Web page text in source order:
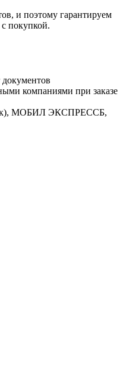
и поэтому гарантируем
покупкой.
компаниями при заказе
МОБИЛ ЭКСПРЕССБ,